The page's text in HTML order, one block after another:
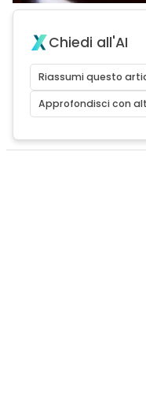
Chiedi all'AI
Riassumi questo
Approfondisci con